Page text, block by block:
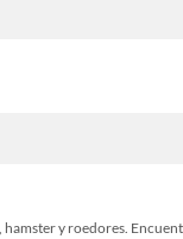
y roedores.